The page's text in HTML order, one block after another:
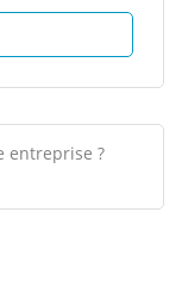
entreprise ?